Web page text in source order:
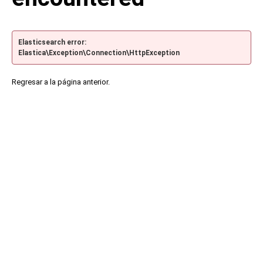
Elasticsearch error:
Elastica\Exception\Connection\HttpException
Regresar a la página anterior.